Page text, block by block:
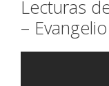
Lecturas
–